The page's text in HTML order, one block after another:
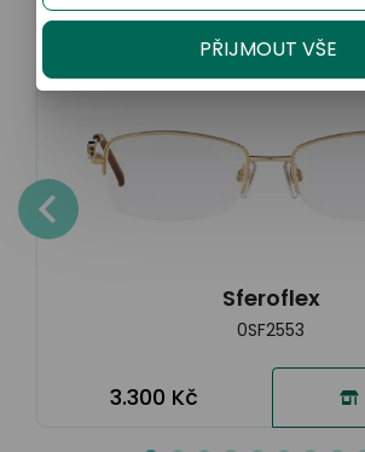
Sferoflex
0SF2553
3.300 Kč
PŘIJMOUT VŠE